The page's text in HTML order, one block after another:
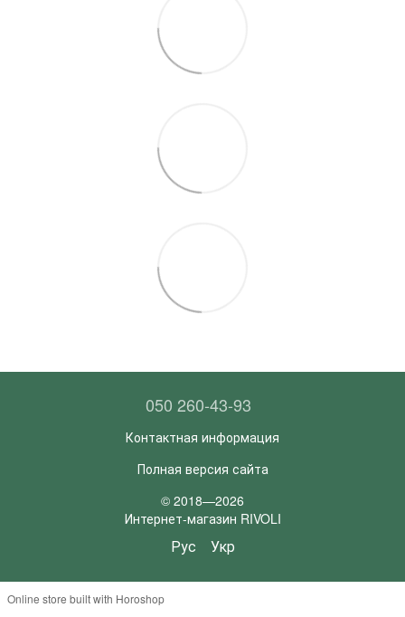
050 260-43-93
Контактная информация
Полная версия сайта
© 2018—2026
Интернет-магазин RIVOLI
Рус Укр
Online store built with Horoshop